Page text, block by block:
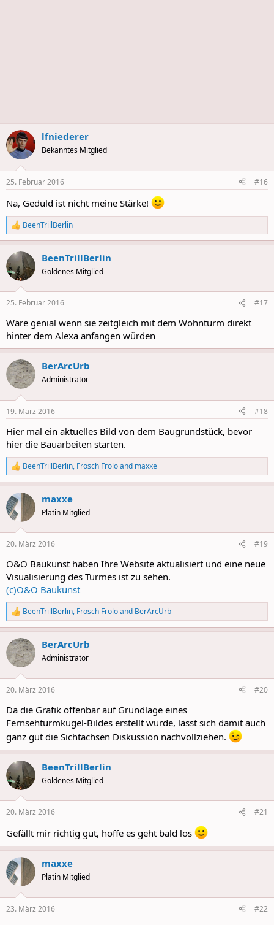
lfniederer
Bekanntes Mitglied
25. Februar 2016 #16
Na, Geduld ist nicht meine Stärke!
R
e
a
c
t
i
s
BeenTrillBerlin
BeenTrillBerlin
Goldenes Mitglied
25. Februar 2016 #17
Wäre genial wenn sie zeitgleich mit dem Wohnturm direkt
hinter dem Alexa anfangen würden
BerArcUrb
Administrator
19. März 2016 #18
Hier mal ein aktuelles Bild von dem Baugrundstück, bevor
hier die Bauarbeiten starten.
R
e
a
c
t
i
s
BeenTrillBerlin, Frosch Froloand maxxe
maxxe
Platin Mitglied
20. März 2016 #19
O&O Baukunst haben Ihre Website aktualisiert und eine neue
Visualisierung des Turmes ist zu sehen.
(c)O&O Baukunst
R
e
a
c
t
i
s
BeenTrillBerlin, Frosch Froloand BerArcUrb
BerArcUrb
Administrator
20. März 2016 #20
Da die Grafik offenbar auf Grundlage eines
Fernsehturmkugel-Bildes erstellt wurde, lässt sich damit auch
ganz gut die Sichtachsen Diskussion nachvollziehen.
BeenTrillBerlin
Goldenes Mitglied
20. März 2016 #21
Gefällt mir richtig gut, hoffe es geht bald los
maxxe
Platin Mitglied
23. März 2016 #22